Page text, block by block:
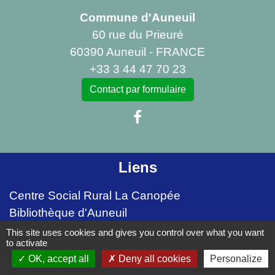
Commune d'Auneuil
60 rue du Prieuré
60390 Auneuil - FRANCE
+33 3 44 47 70 23
Contact par formulaire
Liens
Centre Social Rural La Canopée
Bibliothèque d'Auneuil
Mentions légales
Accessibilité - Plan du site -
This site uses cookies and gives you control over what you want
to activate
OK, accept all
Deny all cookies Personalize